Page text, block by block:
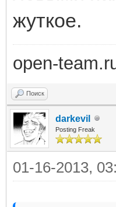
жуткое.
open-
Поиск
darkevil
Posting Freak
01-16-2013,